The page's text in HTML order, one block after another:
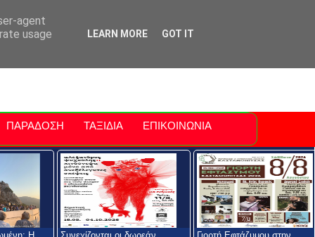
Polis
ΠΑΡΑΔΟΣΗ ΤΑΞΙΔΙΑ ΕΠΙΚΟΙΝΩΝΙΑ
agent
usage
LEARN MORE GOT IT